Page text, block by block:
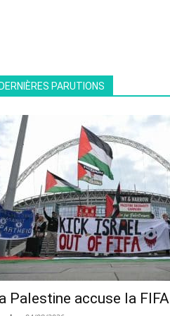
PARUTIONS
Palestine accuse la FIFA